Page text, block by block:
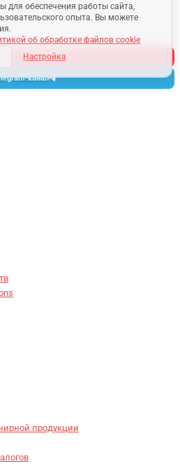
обеспечения работы сайта,
опыта. Вы можете
об обработке файлов cookie
Настройка
на дайджест
канал
продукции